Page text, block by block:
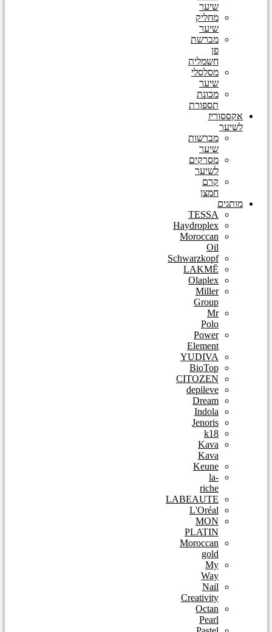
שיער
מחליק
שיער
מברשת
פן
חשמלית
מסלסלי
שיער
מכונת
תספורת
אקססוריז
לשיער
מברשות
שיער
מסרקים
לשיער
קרם
חמצן
מותגים
TESSA
Haydroplex
Moroccan
Oil
Schwarzkopf
LAKMĒ
Olaplex
Miller
Group
Mr
Polo
Power
Element
YUDIVA
BioTop
CITOZEN
depileve
Dream
Indola
Jenoris
k18
Kava
Kava
Keune
la-
riche
LABEAUTE
L'Oréal
MON
PLATIN
Moroccan
gold
My
Way
Nail
Creativity
Octan
Pearl